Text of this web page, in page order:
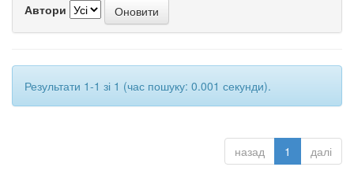
Автори
Результати 1-1 зі 1 (час пошуку: 0.001 секунди).
назад 1 далі